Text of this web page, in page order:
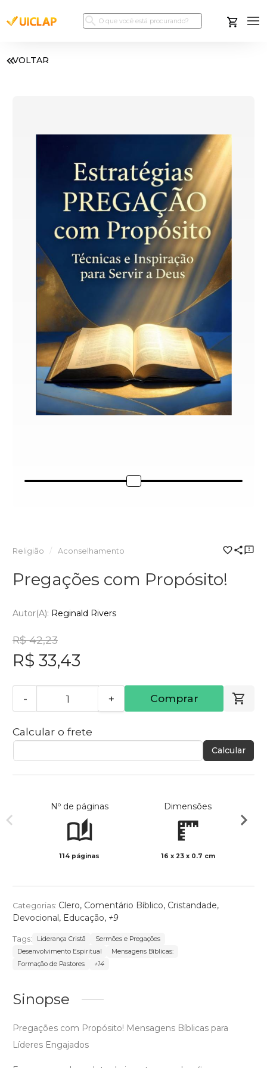
VOLTAR
Religião Aconselhamento
Pregações com Propósito!
Autor(a): Reginald Rivers
R$ 42,23
R$ 33,43
- + Comprar
Calcular o frete
Calcular
Nº de páginas
114 páginas
Dimensões
16 x 23 x 0.7 cm
Categorias: Clero, Comentário Bíblico, Cristandade,
Devocional, Educação, +9
Tags: Liderança Cristã
Sermões e Pregações
Desenvolvimento Espiritual
Mensagens Bíblicas:
Formação de Pastores
+14
Sinopse
Pregações com Propósito! Mensagens Bíblicas para
Líderes Engajados